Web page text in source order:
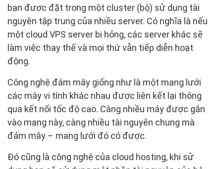
bạn được đặt trong một cluster (bộ) sử dụng tài
nguyên tập trung của nhiều server. Có nghĩa là nếu
một cloud VPS server bị hỏng, các server khác sẽ
làm việc thay thế và mọi thứ vẫn tiếp diễn hoạt
động.
Công nghệ đám mây giống như là một mạng lưới
các máy vi tính khác nhau được liên kết lại thông
qua kết nối tốc độ cao. Càng nhiều máy được gắn
vào mạng này, càng nhiều tài nguyên chung mà
đám mây – mang lưới đó có được.
Đó cũng là công nghệ của cloud hosting, khi sử